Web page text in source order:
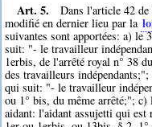
Art. 5.
Dans l'article 42
modifié en dernier lieu par la
suivantes sont apportées: a) le
suit: "- le travailleur
1erbis, de l'arrêté royal n° 38
des travailleurs
qui suit: "- le travailleur
ou 1° bis, du même arrêté;";
aidant: l'aidant assujetti qui est